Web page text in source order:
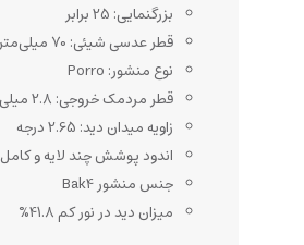
بزرگنمایی: 25 برابر
قطر عدسی شیئی: 70 میلی‌متر
نوع منشور: Porro
قطر مردمک خروجی: 2.8 میلی متر
زاویه میدان دید: 2.65 درجه
اندود پوشش چند لایه و کامل
جنس منشور Bak4
میزان دید در نور کم 41.8%